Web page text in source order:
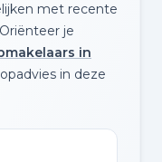
met recente
je
in
in deze